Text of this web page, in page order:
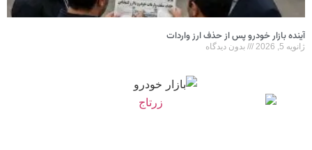
آینده بازار خودرو پس از حذف ارز واردات
ژانویه 5, 2026 بدون دیدگاه